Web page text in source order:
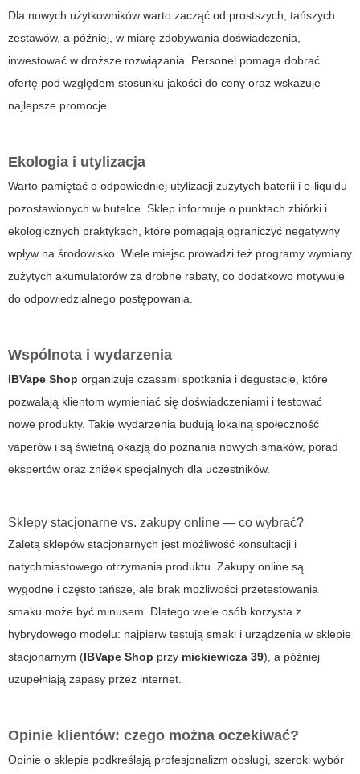
Dla nowych użytkowników warto zacząć od prostszych, tańszych
zestawów, a później, w miarę zdobywania doświadczenia,
inwestować w droższe rozwiązania. Personel pomaga dobrać
ofertę pod względem stosunku jakości do ceny oraz wskazuje
najlepsze promocje.
Ekologia i utylizacja
Warto pamiętać o odpowiedniej utylizacji zużytych baterii i e-liquidu
pozostawionych w butelce. Sklep informuje o punktach zbiórki i
ekologicznych praktykach, które pomagają ograniczyć negatywny
wpływ na środowisko. Wiele miejsc prowadzi też programy wymiany
zużytych akumulatorów za drobne rabaty, co dodatkowo motywuje
do odpowiedzialnego postępowania.
Wspólnota i wydarzenia
IBVape Shop organizuje czasami spotkania i degustacje, które
pozwalają klientom wymieniać się doświadczeniami i testować
nowe produkty. Takie wydarzenia budują lokalną społeczność
vaperów i są świetną okazją do poznania nowych smaków, porad
ekspertów oraz zniżek specjalnych dla uczestników.
Sklepy stacjonarne vs. zakupy online — co wybrać?
Zaletą sklepów stacjonarnych jest możliwość konsultacji i
natychmiastowego otrzymania produktu. Zakupy online są
wygodne i często tańsze, ale brak możliwości przetestowania
smaku może być minusem. Dlatego wiele osób korzysta z
hybrydowego modelu: najpierw testują smaki i urządzenia w sklepie
stacjonarnym (IBVape Shop przy mickiewicza 39), a później
uzupełniają zapasy przez internet.
Opinie klientów: czego można oczekiwać?
Opinie o sklepie podkreślają profesjonalizm obsługi, szeroki wybór